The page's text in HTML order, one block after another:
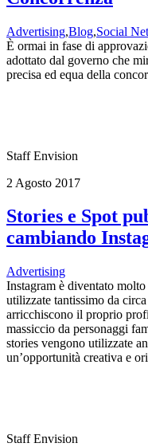
Advertising,Blog,Social
È ormai in fase di
adottato dal governo che
precisa ed equa della
Staff Envision
2 Agosto 2017
Stories e Spot
cambiando
Advertising
Instagram è diventato
utilizzate tantissimo da
arricchiscono il proprio
massiccio da personaggi
stories vengono utilizzate
un’opportunità creativa e
Staff Envision